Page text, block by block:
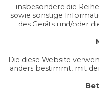
insbesondere die
sowie sonstige
des Geräts und/oder
Die diese Website
anders bestimmt, mit